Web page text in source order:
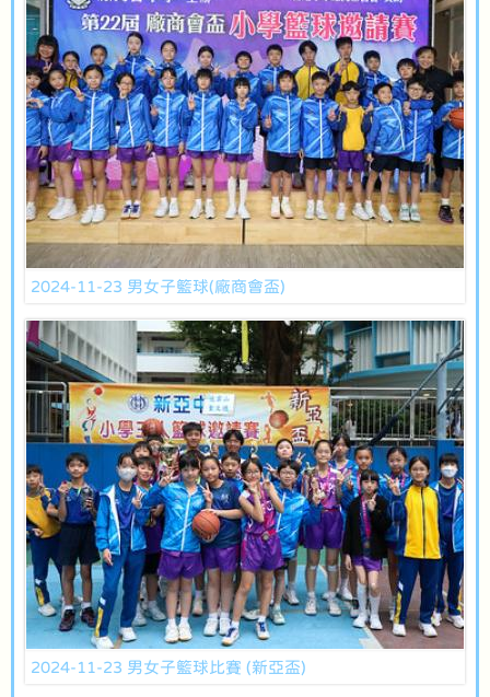
2024-11-23 男女子籃球(廠商會盃)
2024-11-23 男女子籃球比賽 (新亞盃)